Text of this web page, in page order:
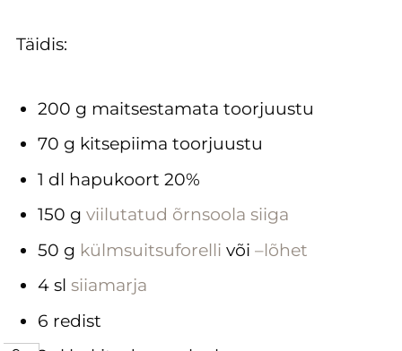
Täidis:
200 g maitsestamata toorjuustu
70 g kitsepiima toorjuustu
1 dl hapukoort 20%
150 g viilutatud õrnsoola siiga
50 g külmsuitsuforelli või –lõhet
4 sl siiamarja
6 redist